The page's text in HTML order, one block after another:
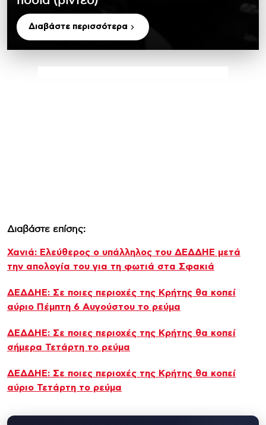
Διαβάστε περισσότερα
Διαβάστε επίσης:
Χανιά: Ελεύθερος ο υπάλληλος του ΔΕΔΔΗΕ μετά
την απολογία του για τη φωτιά στα Σφακιά
ΔΕΔΔΗΕ: Σε ποιες περιοχές της Κρήτης θα κοπεί
αύριο Πέμπτη 6 Αυγούστου το ρεύμα
ΔΕΔΔΗΕ: Σε ποιες περιοχές της Κρήτης θα κοπεί
σήμερα Τετάρτη το ρεύμα
ΔΕΔΔΗΕ: Σε ποιες περιοχές της Κρήτης θα κοπεί
αύριο Τετάρτη το ρεύμα